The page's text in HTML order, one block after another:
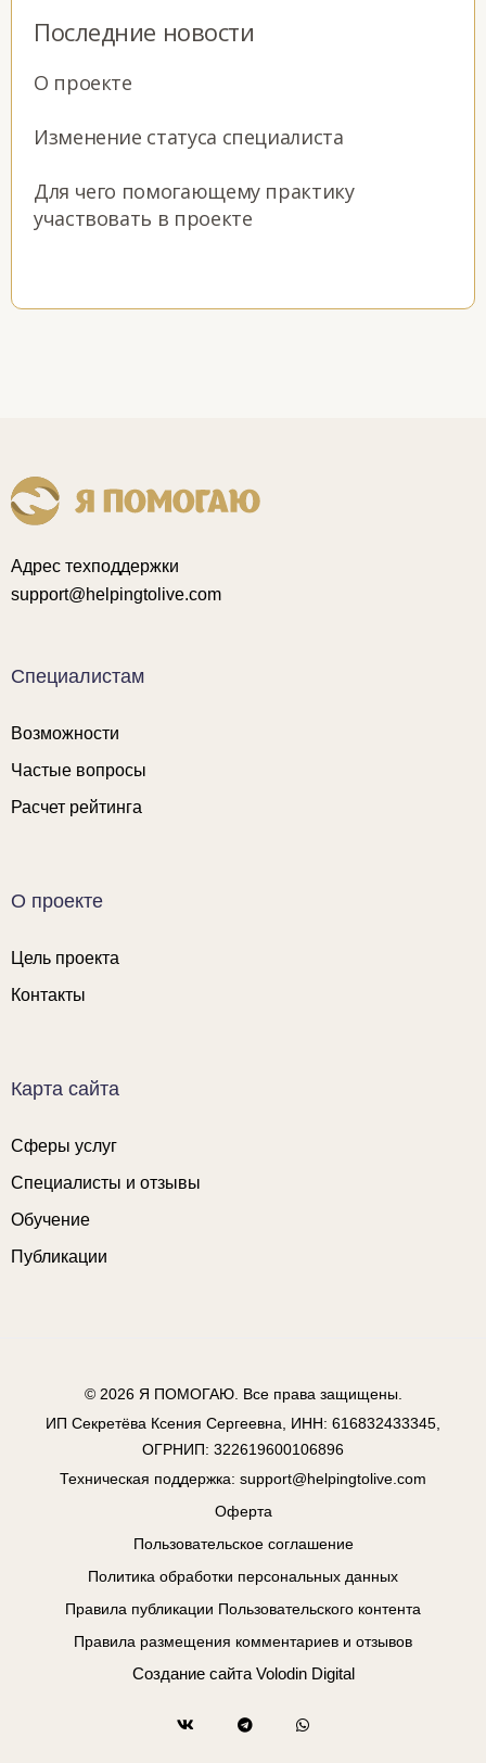
Последние новости
О проекте
Изменение статуса специалиста
Для чего помогающему практику
участвовать в проекте
Адрес техподдержки
support@helpingtolive.com
Специалистам
Возможности
Частые вопросы
Расчет рейтинга
О проекте
Цель проекта
Контакты
Карта сайта
Сферы услуг
Специалисты и отзывы
Обучение
Публикации
© 2026 Я ПОМОГАЮ. Все права защищены.
ИП Секретёва Ксения Сергеевна, ИНН: 616832433345,
ОГРНИП: 322619600106896
Техническая поддержка: support@helpingtolive.com
Оферта
Пользовательское соглашение
Политика обработки персональных данных
Правила публикации Пользовательского контента
Правила размещения комментариев и отзывов
Создание сайта Volodin Digital